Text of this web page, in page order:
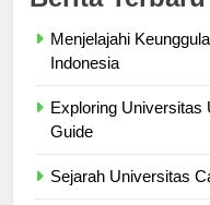
Berita Terbaru
Menjelajahi
Exploring Universitas